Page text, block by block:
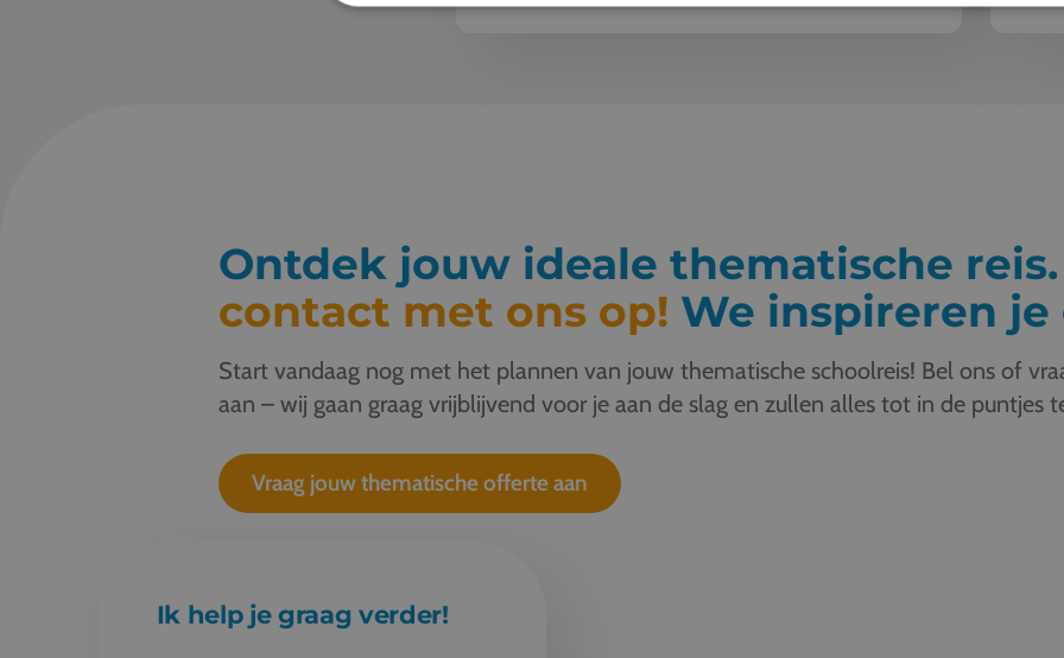
Ontdek jouw ideale thematische reis.
contact met ons op! We inspireren je
Start vandaag nog met het plannen van jouw thematische schoolreis! Bel ons of
aan – wij gaan graag vrijblijvend voor je aan de slag en zullen alles tot in de puntjes
Vraag jouw thematische offerte aan
Ik help je graag verder!